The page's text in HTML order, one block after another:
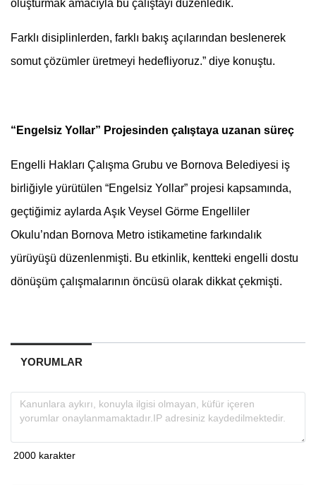
oluşturmak amacıyla bu çalıştayı düzenledik.
Farklı disiplinlerden, farklı bakış açılarından beslenerek
somut çözümler üretmeyi hedefliyoruz.” diye konuştu.
“Engelsiz Yollar” Projesinden çalıştaya uzanan süreç
Engelli Hakları Çalışma Grubu ve Bornova Belediyesi iş
birliğiyle yürütülen “Engelsiz Yollar” projesi kapsamında,
geçtiğimiz aylarda Aşık Veysel Görme Engelliler
Okulu’ndan Bornova Metro istikametine farkındalık
yürüyüşü düzenlenmişti. Bu etkinlik, kentteki engelli dostu
dönüşüm çalışmalarının öncüsü olarak dikkat çekmişti.
YORUMLAR